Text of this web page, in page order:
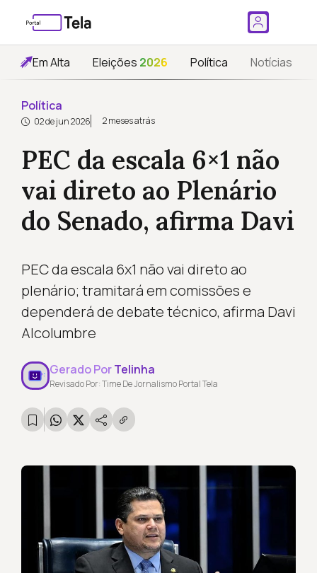
Em Alta Eleições 2026 Política Notícias
Política
02 de jun 2026 2 meses atrás
PEC da escala 6×1 não
vai direto ao Plenário
do Senado, afirma Davi
PEC da escala 6x1 não vai direto ao
plenário; tramitará em comissões e
dependerá de debate técnico, afirma Davi
Alcolumbre
Gerado PorTelinha
Revisado Por: Time De Jornalismo Portal Tela